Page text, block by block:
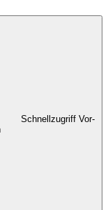
Schnellzugriff Vor-